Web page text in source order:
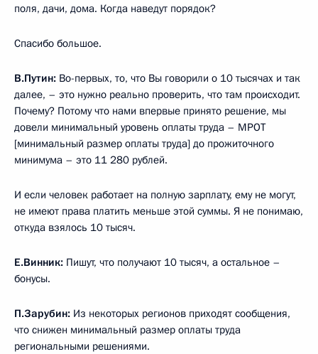
поля, дачи, дома. Когда наведут порядок?
Спасибо большое.
В.Путин: Во-первых, то, что Вы говорили о 10 тысячах и так
далее, – это нужно реально проверить, что там происходит.
Почему? Потому что нами впервые принято решение, мы
довели минимальный уровень оплаты труда – МРОТ
[минимальный размер оплаты труда] до прожиточного
минимума – это 11 280 рублей.
И если человек работает на полную зарплату, ему не могут,
не имеют права платить меньше этой суммы. Я не понимаю,
откуда взялось 10 тысяч.
Е.Винник: Пишут, что получают 10 тысяч, а остальное –
бонусы.
П.Зарубин: Из некоторых регионов приходят сообщения,
что снижен минимальный размер оплаты труда
региональными решениями.